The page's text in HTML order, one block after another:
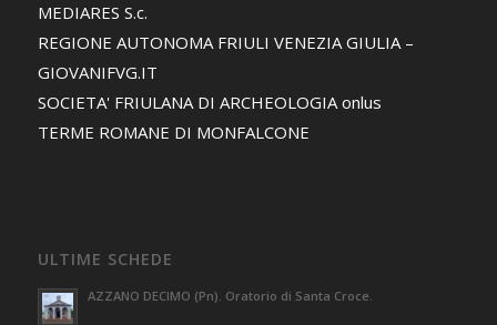
MEDIARES S.c.
REGIONE AUTONOMA FRIULI VENEZIA GIULIA –
GIOVANIFVG.IT
SOCIETA' FRIULANA DI ARCHEOLOGIA onlus
TERME ROMANE DI MONFALCONE
ULTIME SCHEDE
AZZANO DECIMO (Pn). Oratorio di Santa Croce.